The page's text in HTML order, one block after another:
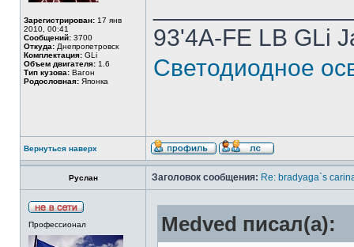
Зарегистрирован: 17 янв
2010, 00:41
Сообщений: 3700
Откуда: Днепропетровск
Комплектация: GLi
Объем двигателя: 1.6
Тип кузова: Вагон
Родословная: Японка
93'4A-FE LB GLi
Светодиодное
Вернуться наверх
Руслан Заголовок сообщения: Re: bradyaga`s
Профессионал Medved писал(а):